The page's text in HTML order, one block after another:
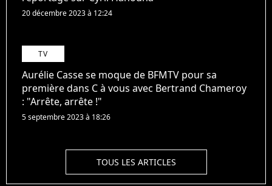
20 décembre 2023 à 12:24
TV
Aurélie Casse se moque de BFMTV pour sa
première dans C à vous avec Bertrand Chameroy
: "Arrête, arrête !"
5 septembre 2023 à 18:26
TOUS LES ARTICLES